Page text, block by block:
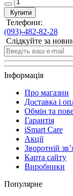
Купити
Телефони:
(093)-482-82-28
Слідкуйте за
Інформація
Про магазин
Доставка і
Обмін та
Гарантія
iSmart Care
Акції
Зворотній
Карта сайту
Виробники
Популярне